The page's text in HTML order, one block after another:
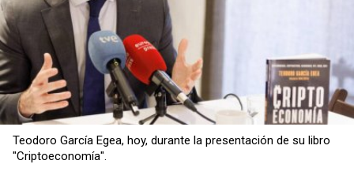
Teodoro García Egea, hoy, durante la presentación de su libro
"Criptoeconomía".